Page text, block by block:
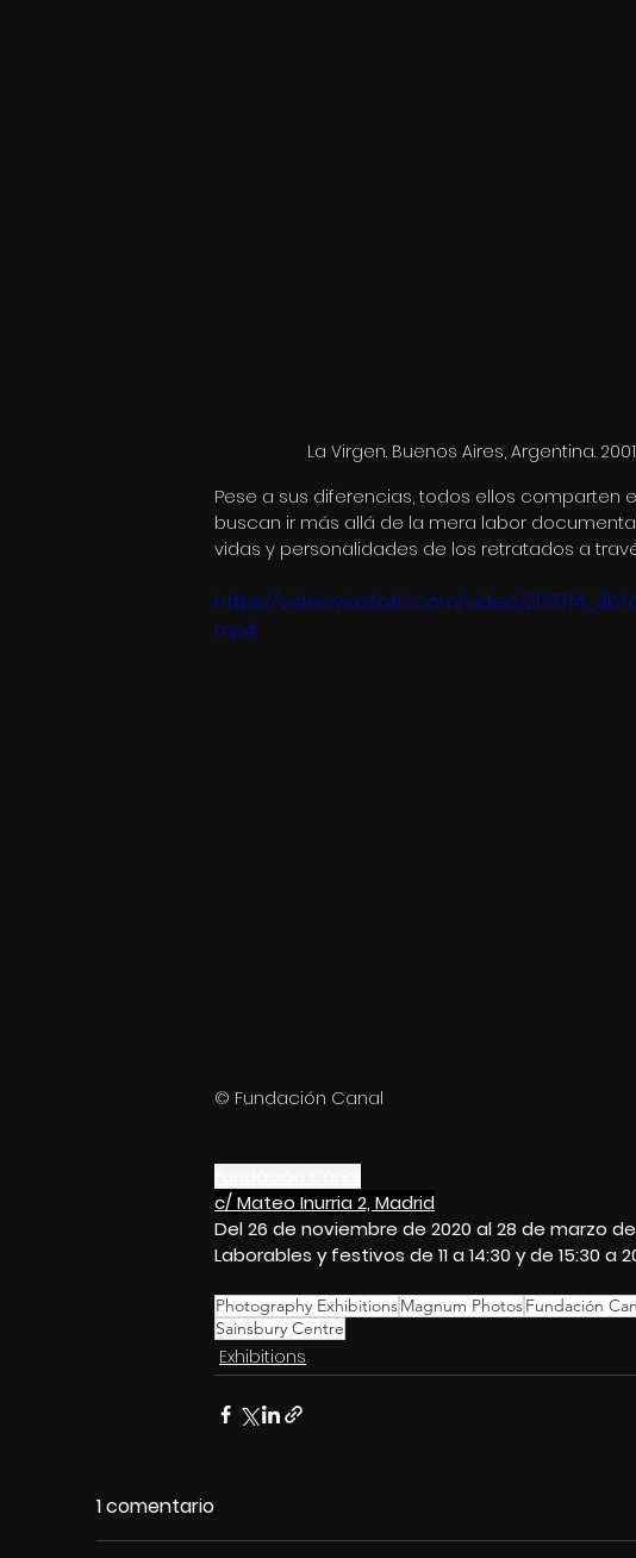
La Virgen. Buenos Aires, Argentina.
Pese a sus diferencias, todos ellos
buscan ir más allá de la mera labor
vidas y personalidades de los retratados a
https://video.wixstatic.com/video/
mp4
© Fundación Canal
c/ Mateo Inurria 2, Madrid
Del 26 de noviembre de 2020 al 28 de marzo de
Laborables y festivos de 11 a 14:30 y de 15:30 a
Photography ExhibitionsMagnum PhotosFundación
Sainsbury Centre
Exhibitions
1 comentario